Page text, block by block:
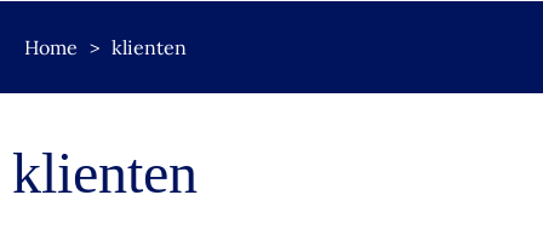
Home > klienten
klienten